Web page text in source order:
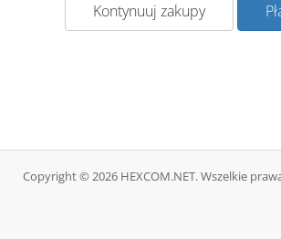
Kontynuuj zakupy
Copyright © 2026 HEXCOM.NET. Wszelkie